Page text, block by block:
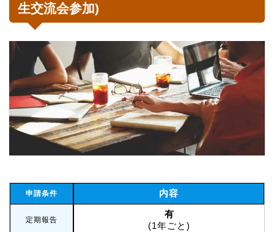
生交流会参加)
申請条件 内容
定期報告
有
(1年ごと)